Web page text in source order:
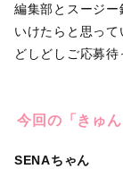
編集部とスージ
いけたらと思って
どしどしご応募待
今回の「きゅん
SENAちゃん